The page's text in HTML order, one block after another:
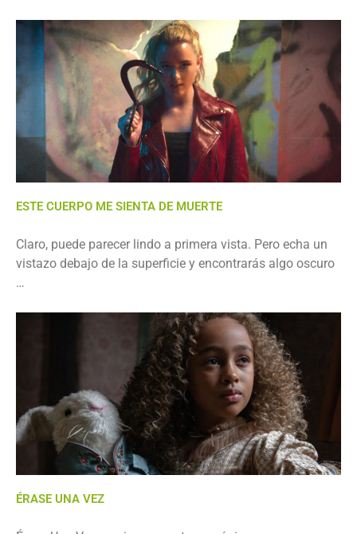
ESTE CUERPO ME SIENTA DE MUERTE
Claro, puede parecer lindo a primera vista. Pero echa un
vistazo debajo de la superficie y encontrarás algo oscuro
…
ÉRASE UNA VEZ